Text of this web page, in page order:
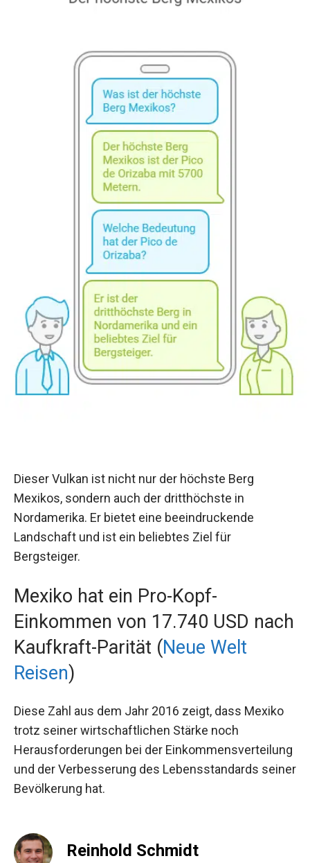
Dieser Vulkan ist nicht nur der höchste Berg
Mexikos, sondern auch der dritthöchste in
Nordamerika. Er bietet eine beeindruckende
Landschaft und ist ein beliebtes Ziel für
Bergsteiger.
Mexiko hat ein Pro-Kopf-
Einkommen von 17.740 USD nach
Kaufkraft-Parität (Neue Welt
Reisen)
Diese Zahl aus dem Jahr 2016 zeigt, dass Mexiko
trotz seiner wirtschaftlichen Stärke noch
Herausforderungen bei der Einkommensverteilung
und der Verbesserung des Lebensstandards seiner
Bevölkerung hat.
Reinhold Schmidt